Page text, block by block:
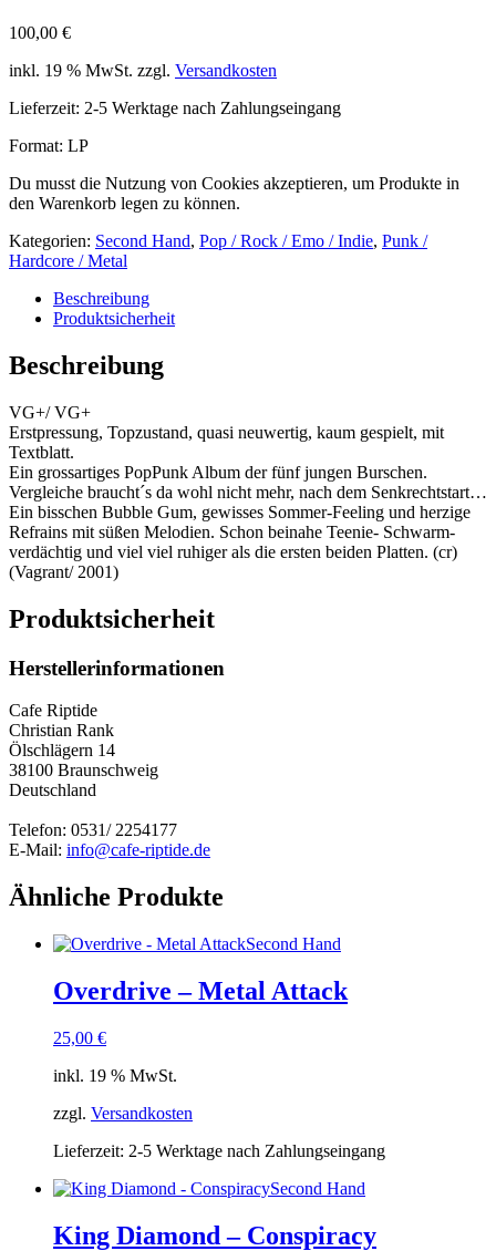
100,00 €
inkl. 19 % MwSt. zzgl. Versandkosten
Lieferzeit: 2-5 Werktage nach Zahlungseingang
Format: LP
Du musst die Nutzung von Cookies akzeptieren, um Produkte in
den Warenkorb legen zu können.
Kategorien: Second Hand, Pop / Rock / Emo / Indie, Punk /
Hardcore / Metal
Beschreibung
Produktsicherheit
Beschreibung
VG+/ VG+
Erstpressung, Topzustand, quasi neuwertig, kaum gespielt, mit
Textblatt.
Ein grossartiges PopPunk Album der fünf jungen Burschen.
Vergleiche braucht´s da wohl nicht mehr, nach dem Senkrechtstart…
Ein bisschen Bubble Gum, gewisses Sommer-Feeling und herzige
Refrains mit süßen Melodien. Schon beinahe Teenie- Schwarm-
verdächtig und viel viel ruhiger als die ersten beiden Platten. (cr)
(Vagrant/ 2001)
Produktsicherheit
Herstellerinformationen
Cafe Riptide
Christian Rank
Ölschlägern 14
38100 Braunschweig
Deutschland
Telefon: 0531/ 2254177
E-Mail: info@cafe-riptide.de
Ähnliche Produkte
Second Hand
Overdrive – Metal Attack
25,00 €
inkl. 19 % MwSt.
zzgl. Versandkosten
Lieferzeit: 2-5 Werktage nach Zahlungseingang
Second Hand
King Diamond – Conspiracy